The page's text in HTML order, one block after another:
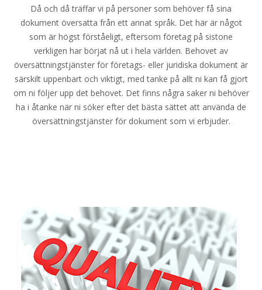
Då och då träffar vi på personer som behöver få sina
dokument översatta från ett annat språk. Det här är något
som är högst förståeligt, eftersom företag på sistone
verkligen har börjat nå ut i hela världen. Behovet av
översättningstjänster för företags- eller juridiska dokument är
särskilt uppenbart och viktigt, med tanke på allt ni kan få gjort
om ni följer upp det behovet. Det finns några saker ni behöver
ha i åtanke när ni söker efter det bästa sättet att använda de
översättningstjänster för dokument som vi erbjuder.